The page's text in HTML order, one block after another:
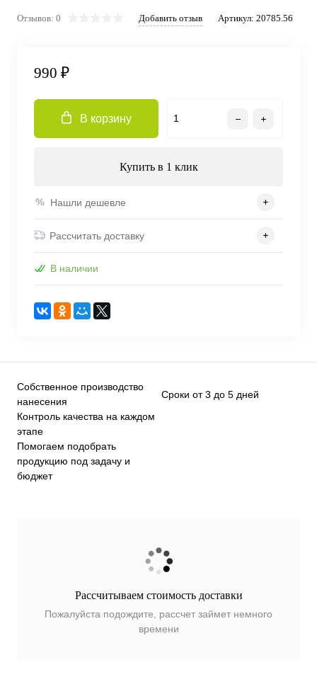
Отзывов: 0 Добавить отзыв Артикул: 20785.56
990 ₽
В корзину
Купить в 1 клик
Нашли дешевле
Рассчитать доставку
В наличии
Собственное производство
нанесения
Сроки от 3 до 5 дней
Контроль качества на каждом
этапе
Помогаем подобрать
продукцию под задачу и
бюджет
Рассчитываем стоимость доставки
Пожалуйста подождите, рассчет займет немного
времени